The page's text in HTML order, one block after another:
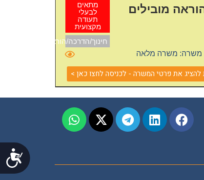
מובילים
משרה: משרה מלאה
מתאים
לבעלי
תעודה
מקצועית
חינוך/הדרכה/הוראה
את פרטי המשרה - לכניסה לחצו כאן >